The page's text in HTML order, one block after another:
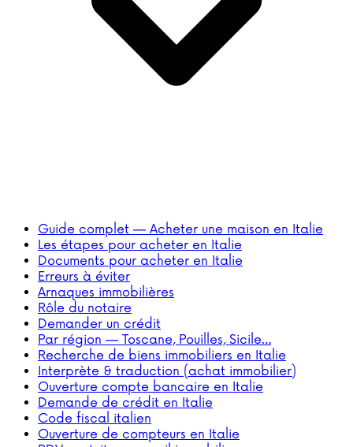
Guide complet — Acheter une maison en Italie
Les étapes pour acheter en Italie
Documents pour acheter en Italie
Erreurs à éviter
Arnaques immobilières
Rôle du notaire
Demander un crédit
Par région — Toscane, Pouilles, Sicile…
Recherche de biens immobiliers en Italie
Interprète & traduction (achat immobilier)
Ouverture compte bancaire en Italie
Demande de crédit en Italie
Code fiscal italien
Ouverture de compteurs en Italie